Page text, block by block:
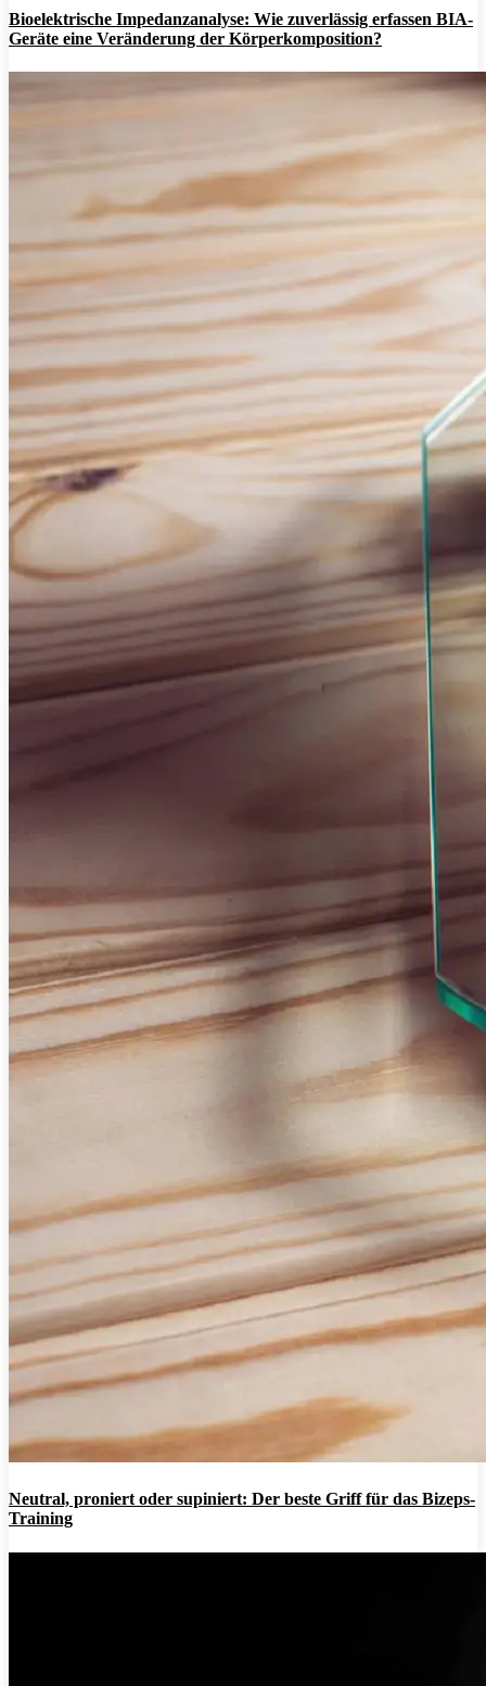
Bioelektrische Impedanzanalyse: Wie zuverlässig erfassen BIA-
Geräte eine Veränderung der Körperkomposition?
Neutral, proniert oder supiniert: Der beste Griff für das Bizeps-
Training